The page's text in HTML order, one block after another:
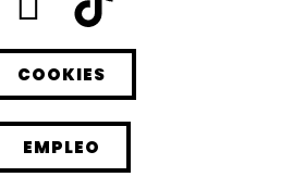
EMPLEO
COOKIES